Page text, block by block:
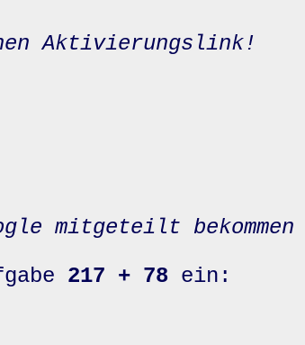
Aktivierungslink!
mitgeteilt bekommen
217 + 78 ein: